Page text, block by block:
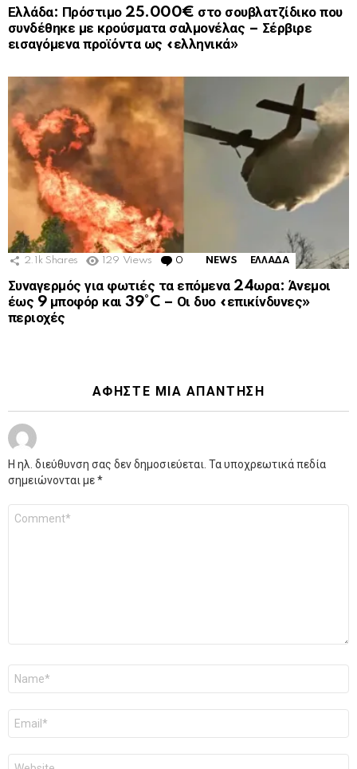
Ελλάδα: Πρόστιμο 25.000€ στο σουβλατζίδικο που
συνδέθηκε με κρούσματα σαλμονέλας – Σέρβιρε
εισαγόμενα προϊόντα ως «ελληνικά»
2.1k Shares 129 Views 0 Comments
NEWS ΕΛΛΑΔΑ
Συναγερμός για φωτιές τα επόμενα 24ωρα: Άνεμοι
έως 9 μποφόρ και 39°C – Οι δυο «επικίνδυνες»
περιοχές
ΑΦΉΣΤΕ ΜΙΑ ΑΠΆΝΤΗΣΗ
Η ηλ. διεύθυνση σας δεν δημοσιεύεται. Τα υποχρεωτικά πεδία
σημειώνονται με*